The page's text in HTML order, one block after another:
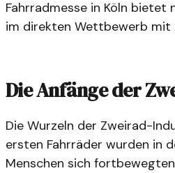
Fahrradmesse in Köln bietet
im direkten Wettbewerb mit
Die Anfänge der
Die Wurzeln der Zweirad-
ersten Fahrräder wurden in
Menschen sich